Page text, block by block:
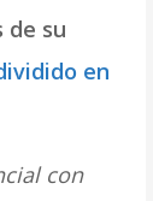
de su
en
con